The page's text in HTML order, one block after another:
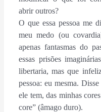
abrir outros?
O que essa pessoa me
meu medo (ou
apenas fantasmas do
essas prisões
libertaria, mas que
pessoa: eu mesma.
ele tem, das minhas
core” (âmago duro).